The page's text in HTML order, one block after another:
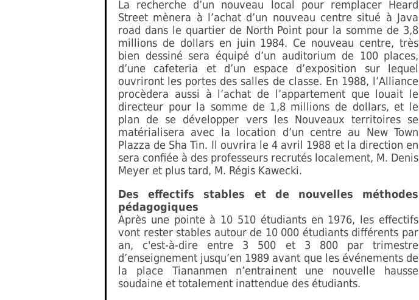
La recherche d’un nouveau local pour remplacer Heard
Street mènera à l’achat d’un nouveau centre situé à Java
road dans le quartier de North Point pour la somme de 3,8
millions de dollars en juin 1984. Ce nouveau centre, très
bien dessiné sera équipé d’un auditorium de 100 places,
d’une cafeteria et d’un espace d’exposition sur lequel
ouvriront les portes des salles de classe. En 1988, l’Alliance
procèdera aussi à l’achat de l’appartement que louait le
directeur pour la somme de 1,8 millions de dollars, et le
plan de se développer vers les Nouveaux territoires se
matérialisera avec la location d’un centre au New Town
Plazza de Sha Tin. Il ouvrira le 4 avril 1988 et la direction en
sera confiée à des professeurs recrutés localement, M. Denis
Meyer et plus tard, M. Régis Kawecki.
Des effectifs stables et de nouvelles méthodes
pédagogiques
Après une pointe à 10 510 étudiants en 1976, les effectifs
vont rester stables autour de 10 000 étudiants différents par
an, c'est-à-dire entre 3 500 et 3 800 par trimestre
d’enseignement jusqu’en 1989 avant que les événements de
la place Tiananmen n’entrainent une nouvelle hausse
soudaine et totalement inattendue des étudiants.